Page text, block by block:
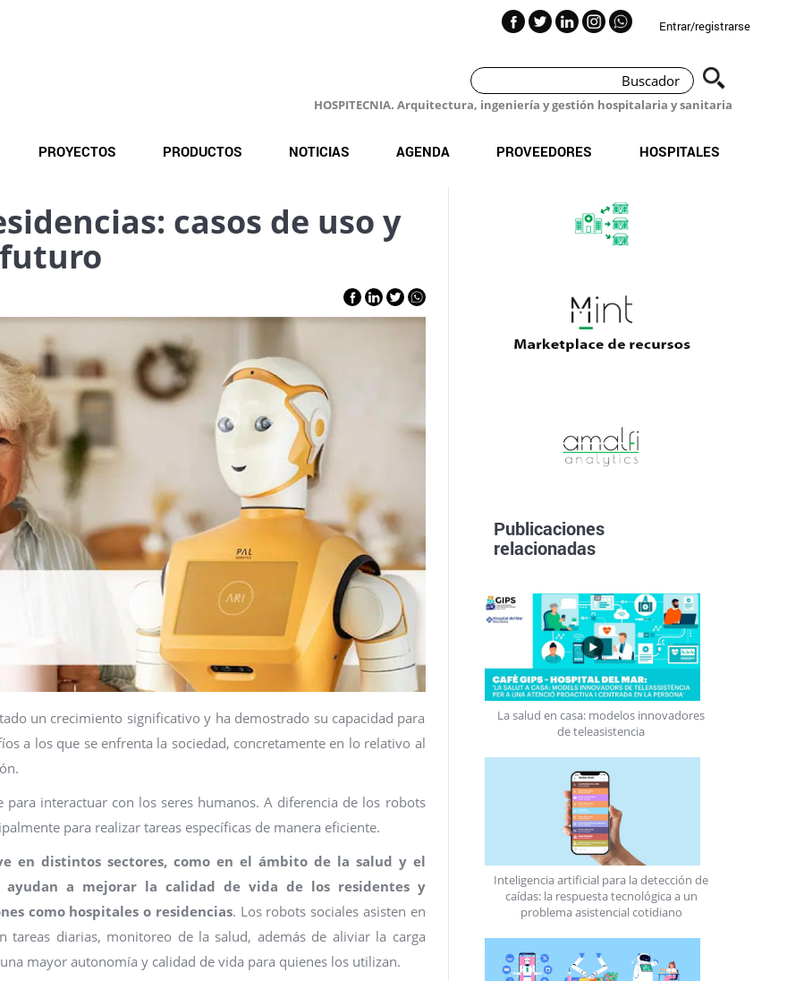
Entrar/registrarse
HOSPITECNIA. Arquitectura, ingeniería y gestión hospitalaria y sanitaria
PROYECTOS PRODUCTOS NOTICIAS AGENDA PROVEEDORES HOSPITALES
casos de uso y
un crecimiento significativo y ha demostrado su capacidad para
a los que se enfrenta la sociedad, concretamente en lo relativo al
para interactuar con los seres humanos. A diferencia de los robots
para realizar tareas específicas de manera eficiente.
en distintos sectores, como en el ámbito de la salud y el
ayudan a mejorar la calidad de vida de los residentes y
como hospitales o residencias. Los robots sociales asisten en
tareas diarias, monitoreo de la salud, además de aliviar la carga
mayor autonomía y calidad de vida para quienes los utilizan.
Publicaciones
relacionadas
La salud en casa: modelos innovadores
de teleasistencia
Inteligencia artificial para la detección de
caídas: la respuesta tecnológica a un
problema asistencial cotidiano